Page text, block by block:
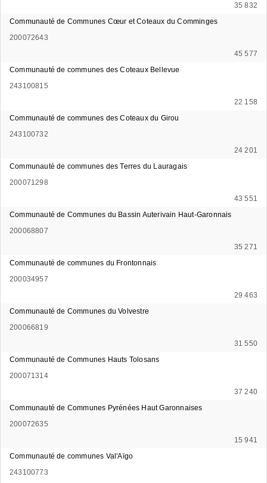
35 832
Communauté de Communes Cœur et Coteaux du Comminges
200072643
45 577
Communauté de communes des Coteaux Bellevue
243100815
22 158
Communauté de communes des Coteaux du Girou
243100732
24 201
Communauté de communes des Terres du Lauragais
200071298
43 551
Communauté de Communes du Bassin Auterivain Haut-Garonnais
200068807
35 271
Communauté de communes du Frontonnais
200034957
29 463
Communauté de Communes du Volvestre
200066819
31 550
Communauté de Communes Hauts Tolosans
200071314
37 240
Communauté de Communes Pyrénées Haut Garonnaises
200072635
15 941
Communauté de communes Val'Aïgo
243100773